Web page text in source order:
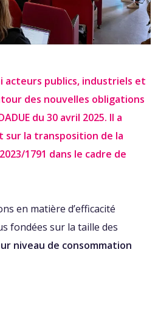
acteurs publics, industriels et
des nouvelles obligations
du 30 avril 2025. Il a
sur la transposition de la
1791 dans le cadre de
en matière d’efficacité
fondées sur la taille des
niveau de consommation